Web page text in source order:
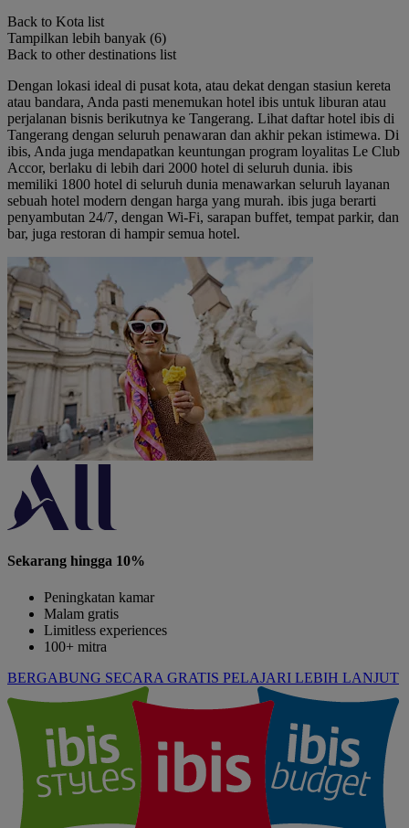
Back to Kota list
Tampilkan lebih banyak (6)
Back to other destinations list
Dengan lokasi ideal di pusat kota, atau dekat dengan stasiun kereta
atau bandara, Anda pasti menemukan hotel ibis untuk liburan atau
perjalanan bisnis berikutnya ke Tangerang. Lihat daftar hotel ibis di
Tangerang dengan seluruh penawaran dan akhir pekan istimewa. Di
ibis, Anda juga mendapatkan keuntungan program loyalitas Le Club
Accor, berlaku di lebih dari 2000 hotel di seluruh dunia. ibis
memiliki 1800 hotel di seluruh dunia menawarkan seluruh layanan
sebuah hotel modern dengan harga yang murah. ibis juga berarti
penyambutan 24/7, dengan Wi-Fi, sarapan buffet, tempat parkir, dan
bar, juga restoran di hampir semua hotel.
Sekarang hingga 10%
Peningkatan kamar
Malam gratis
Limitless experiences
100+ mitra
BERGABUNG SECARA GRATIS PELAJARI LEBIH LANJUT